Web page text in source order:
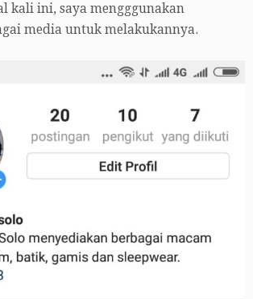
kali ini, saya mengggunakan
media untuk melakukannya.